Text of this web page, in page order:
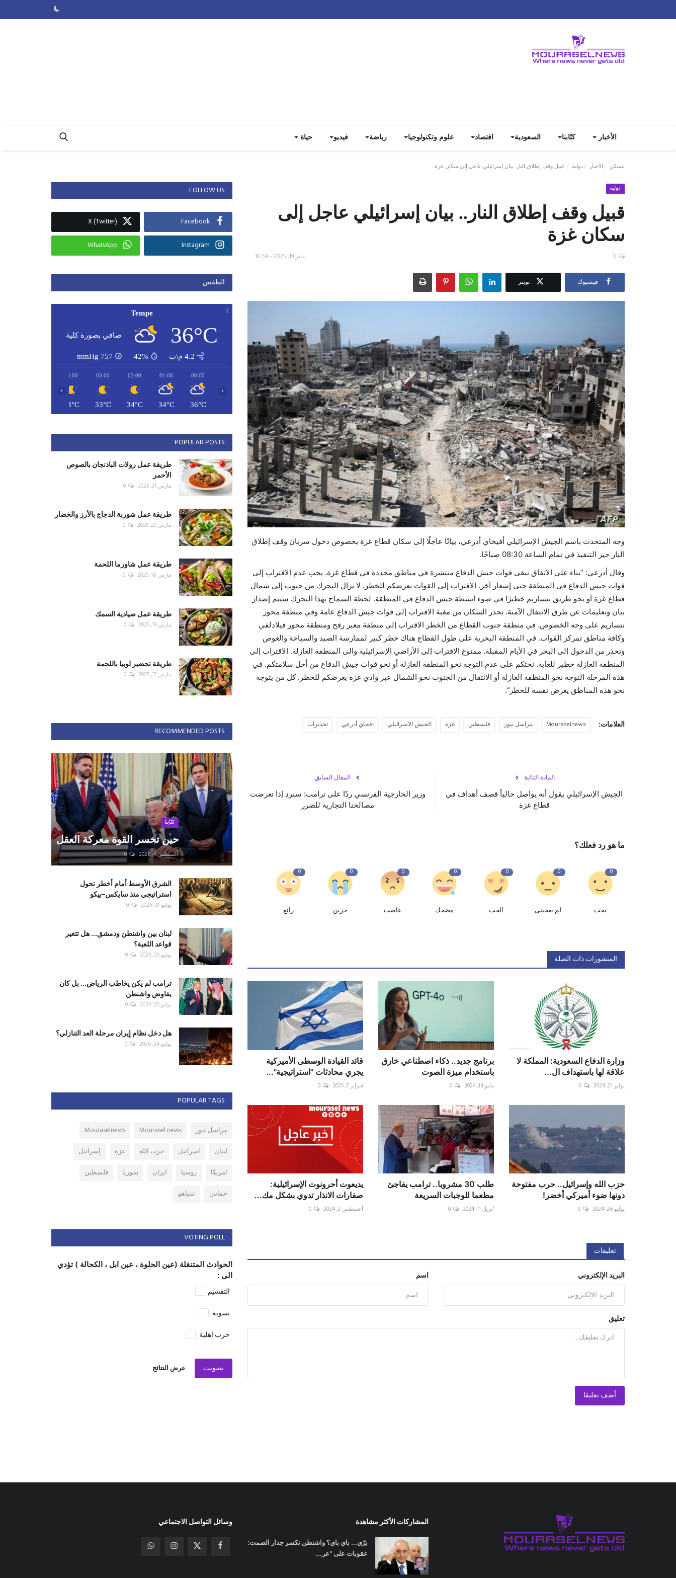
الأخبار كتّابنا السعودية اقتصاد علوم وتكنولوجيا رياضة فيديو حياة
مسكن الأخبار دولية قبيل وقف إطلاق النار.. بيان إسرائيلي عاجل إلى سكان غزة
دولية
قبيل وقف إطلاق النار.. بيان إسرائيلي عاجل إلى
سكان غزة
يناير 19, 2025 - 10:58 0
فيسبوك تويتر
وجه المتحدث باسم الجيش الإسرائيلي أفيخاي أدرعي، بيانًا عاجلًا إلى سكان قطاع غزة بخصوص دخول سريان وقف إطلاق
النار حيز التنفيذ في تمام الساعة 08:30 صباحًا.
وقال أدرعي: “بناء على الاتفاق تبقى قوات جيش الدفاع منتشرة في مناطق محددة في قطاع غزة. يجب عدم الاقتراب إلى
قوات جيش الدفاع في المنطقة حتى إشعار آخر. الاقتراب إلى القوات يعرضكم للخطر. لا يزال التحرك من جنوب إلى شمال
قطاع غزة أو نحو طريق نتساريم خطيرًا في ضوء أنشطة جيش الدفاع في المنطقة. لحظة السماح بهذا التحرك سيتم إصدار
بيان وتعليمات عن طرق الانتقال الآمنة. نحذر السكان من مغبة الاقتراب إلى قوات جيش الدفاع عامة وفي منطقة محور
نتساريم على وجه الخصوص. في منطقة جنوب القطاع من الخطر الاقتراب إلى منطقة معبر رفح ومنطقة محور فيلادلفي
وكافة مناطق تمركز القوات. في المنطقة البحرية على طول القطاع هناك خطر كبير لممارسة الصيد والسباحة والغوص
ونحذر من الدخول إلى البحر في الأيام المقبلة. ممنوع الاقتراب إلى الأراضي الإسرائيلية والى المنطقة العازلة. الاقتراب إلى
المنطقة العازلة خطير للغاية. نحثكم على عدم التوجه نحو المنطقة العازلة أو نحو قوات جيش الدفاع من أجل سلامتكم. في
هذه المرحلة التوجه نحو المنطقة العازلة أو الانتقال من الجنوب نحو الشمال عبر وادي غزة يعرضكم للخطر. كل من يتوجه
نحو هذه المناطق يعرض نفسه للخطر”.
العلامات: Mouraselnews مراسل نيوز فلسطين غزة الجيش الاسرائيلي افخاي أدرعي تحذيرات
المقال السابق
وزير الخارجية الفرنسي ردًا على ترامب: سنرد إذا تعرضت
مصالحنا التجارية للضرر
المادة التالية
الجيش الإسرائيلي يقول أنه يواصل حالياً قصف أهداف في
قطاع غزة
ما هو رد فعلك؟
0
يحب
0
لم يعجبنى
0
الحب
0
مضحك
0
غاضب
0
حزين
0
رائع
المنشورات ذات الصلة
وزارة الدفاع السعودية: المملكة لا
علاقة لها باستهداف ال...
يوليو 21, 2024 0
برنامج جديد.. ذكاء اصطناعي خارق
باستخدام ميزة الصوت
مايو 14, 2024 0
قائد القيادة الوسطى الأميركية
يجري محادثات "استراتيجية"...
فبراير 7, 2025 0
حزب الله وإسرائيل.. حرب مفتوحة
دونها ضوء أميركي أخضر!
يوليو 26, 2024 0
طلب 30 مشروبا.. ترامب يفاجئ
مطعما للوجبات السريعة
أبريل 11, 2024 0
يديعوت أحرونوت الإسرائيلية:
صفارات الانذار تدوي بشكل مك...
أغسطس 2, 2024 0
تعليقات
اسم البريد الإلكتروني
تعليق
أضف تعليقا
FOLLOW US
Facebook
X (Twitter)
Instagram
WhatsApp
الطقس
Tempe
36°C صافي بصورة كلية
4.2 م\ث 42%
757
mmHg
00:00
36°C
01:00
34°C
02:00
34°C
03:00
33°C
04:00
33°C
‹ ›
POPULAR POSTS
طريقة عمل رولات الباذنجان بالصوص
الأحمر
مارس 21, 2025 0
طريقة عمل شوربة الدجاج بالأرز والخضار
مارس 20, 2025 0
طريقة عمل شاورما اللحمة
مارس 18, 2025 0
طريقة عمل صيادية السمك
مارس 19, 2025 0
طريقة تحضير لوبيا باللحمة
مارس 17, 2025 0
RECOMMENDED POSTS
كتّابنا
حين تخسر القوة معركة العقل
أغسطس 4, 2026 0
الشرق الأوسط أمام أخطر تحول
استراتيجي منذ سايكس–بيكو
يوليو 31, 2026 0
لبنان بين واشنطن ودمشق... هل تتغير
قواعد اللعبة؟
يوليو 25, 2026 0
ترامب لم يكن يخاطب الرياض... بل كان
يفاوض واشنطن
يوليو 25, 2026 0
هل دخل نظام إيران مرحلة العد التنازلي؟
يوليو 24, 2026 0
POPULAR TAGS
مراسل نيوز Mourasel news
Mouraselnews
لبنان
اسرائيل حزب الله غزة
إسرائيل
امريكا
روسيا ايران سوريا
فلسطين
حماس
نتنياهو
VOTING POLL
الحوادث المتنقلة (عين الحلوة ، عين ابل ، الكحالة ) تؤدي
الى :
التقسيم
تسوية
حرب اهلية
تصويت عرض النتائج
المشاركات الأكثر مشاهدة
برّي... باي باي؟ واشنطن تكسر جدار الصمت:
عقوبات على "عر...
وسائل التواصل الاجتماعي